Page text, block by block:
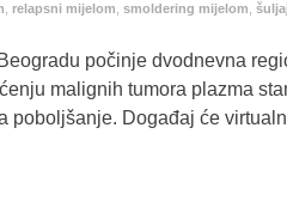
relapsni mijelom smoldering mijelom
počinje dvodnevna
malignih tumora plazma
poboljšanje. Događaj će